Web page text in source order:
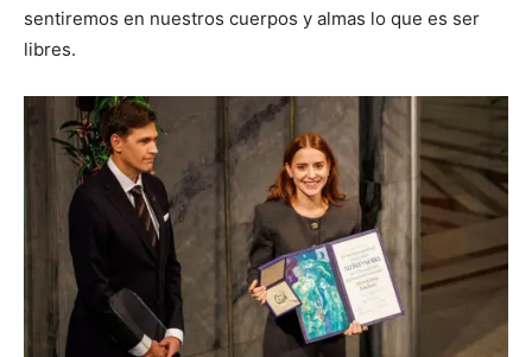
sentiremos en nuestros cuerpos y almas lo que es ser
libres.